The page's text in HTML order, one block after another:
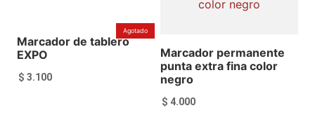
Marcador de tablero
EXPO
$ 3.100
Agotado
Marcador permanente
punta extra fina color
negro
$ 4.000